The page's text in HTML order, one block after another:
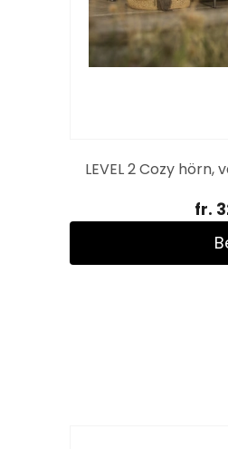
LEVEL 2 Cozy
fr.